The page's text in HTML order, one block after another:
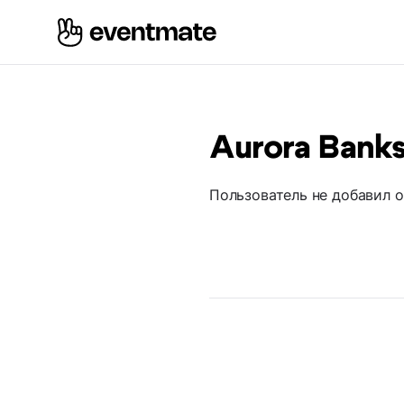
Aurora
Пользователь не добавил